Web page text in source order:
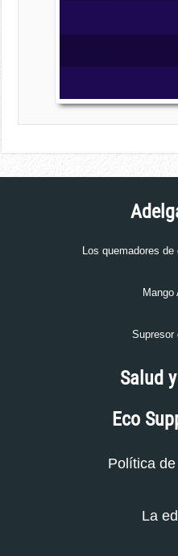
Los quemadores
Mango
Supresor
Salud
Eco
Política
La